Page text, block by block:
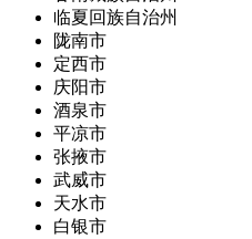
临夏回族自治州
陇南市
定西市
庆阳市
酒泉市
平凉市
张掖市
武威市
天水市
白银市